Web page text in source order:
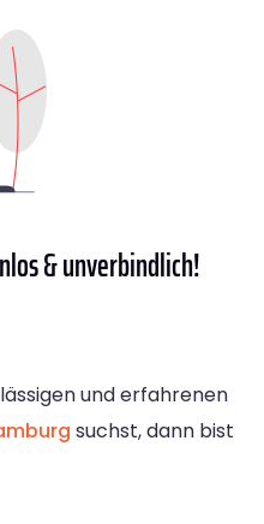
& unverbindlich!
und erfahrenen
suchst, dann bist